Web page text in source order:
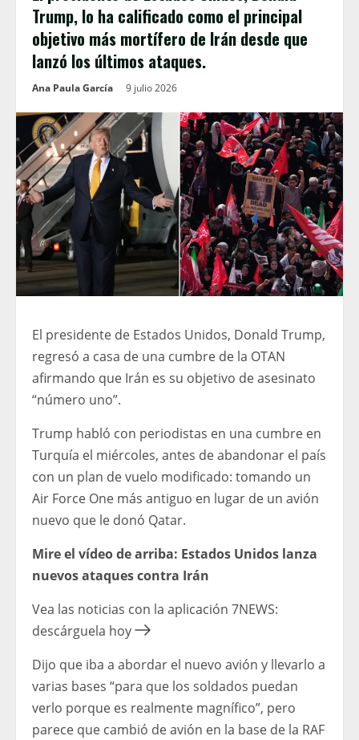
Trump, lo ha calificado como el principal
objetivo más mortífero de Irán desde que
lanzó los últimos ataques.
Ana Paula García 9 julio 2026
El presidente de Estados Unidos, Donald Trump,
regresó a casa de una cumbre de la OTAN
afirmando que Irán es su objetivo de asesinato
“número uno”.
Trump habló con periodistas en una cumbre en
Turquía el miércoles, antes de abandonar el país
con un plan de vuelo modificado: tomando un
Air Force One más antiguo en lugar de un avión
nuevo que le donó Qatar.
Mire el vídeo de arriba: Estados Unidos lanza
nuevos ataques contra Irán
Vea las noticias con la aplicación 7NEWS:
descárguela hoy
Dijo que iba a abordar el nuevo avión y llevarlo a
varias bases “para que los soldados puedan
verlo porque es realmente magnífico”, pero
parece que cambió de avión en la base de la RAF